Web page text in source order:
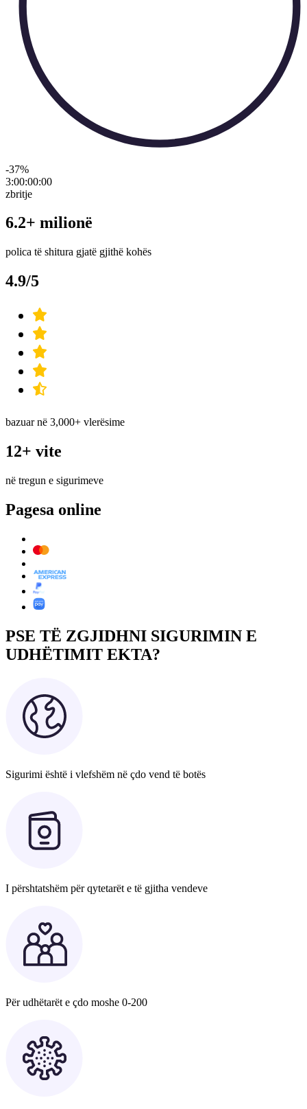
-37%
3:00:00:00
zbritje
6.2+ milionë
polica të shitura gjatë gjithë kohës
4.9/5
bazuar në 3,000+ vlerësime
12+ vite
në tregun e sigurimeve
Pagesa online
PSE TË ZGJIDHNI SIGURIMIN E
UDHËTIMIT EKTA?
Sigurimi është i vlefshëm në çdo vend të botës
I përshtatshëm për qytetarët e të gjitha vendeve
Për udhëtarët e çdo moshe 0-200